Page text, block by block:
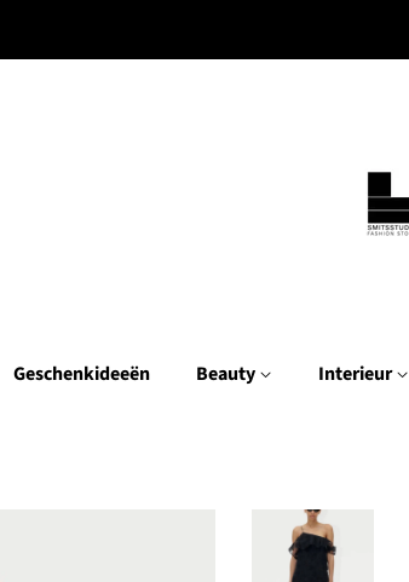
Geschenkideeën Beauty Interieur